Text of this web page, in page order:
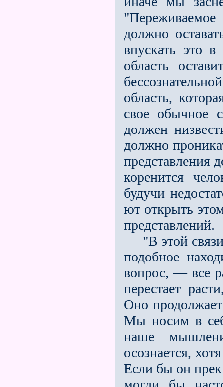
должно
впускать это
область
область,
свое обычное
должен
должно
представления
ко­ренится
будучи
ют открыть
представлений.
"В этой связи
подобное
вопрос, — все
перестает
Оно продолжает
Мы носим в
наше
осознается,
Если бы он